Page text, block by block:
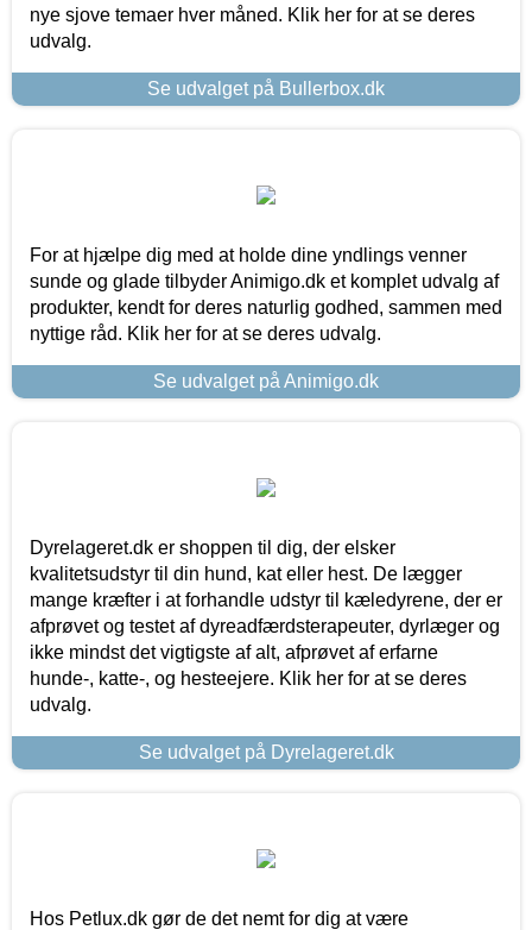
nye sjove temaer hver måned. Klik her for at se deres
udvalg.
Se udvalget på Bullerbox.dk
For at hjælpe dig med at holde dine yndlings venner
sunde og glade tilbyder Animigo.dk et komplet udvalg af
produkter, kendt for deres naturlig godhed, sammen med
nyttige råd. Klik her for at se deres udvalg.
Se udvalget på Animigo.dk
Dyrelageret.dk er shoppen til dig, der elsker
kvalitetsudstyr til din hund, kat eller hest. De lægger
mange kræfter i at forhandle udstyr til kæledyrene, der er
afprøvet og testet af dyreadfærdsterapeuter, dyrlæger og
ikke mindst det vigtigste af alt, afprøvet af erfarne
hunde-, katte-, og hesteejere. Klik her for at se deres
udvalg.
Se udvalget på Dyrelageret.dk
Hos Petlux.dk gør de det nemt for dig at være